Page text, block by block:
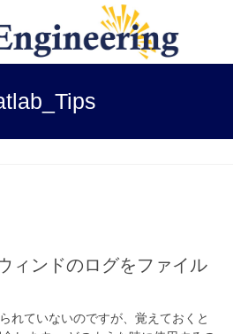
ィンドのログをファイル
れていないのですが、覚えておくと